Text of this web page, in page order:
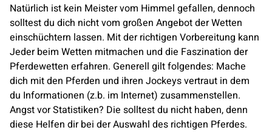
Natürlich ist kein Meister vom Himmel gefallen, dennoch
solltest du dich nicht vom großen Angebot der Wetten
einschüchtern lassen. Mit der richtigen Vorbereitung kann
Jeder beim Wetten mitmachen und die Faszination der
Pferdewetten erfahren. Generell gilt folgendes: Mache
dich mit den Pferden und ihren Jockeys vertraut in dem
du Informationen (z.b. im Internet) zusammenstellen.
Angst vor Statistiken? Die solltest du nicht haben, denn
diese Helfen dir bei der Auswahl des richtigen Pferdes.